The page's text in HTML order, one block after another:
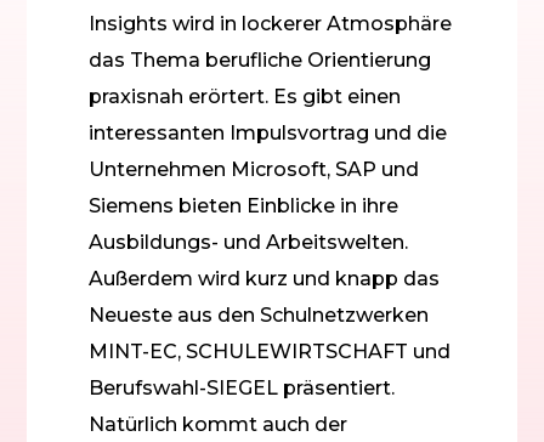
Insights wird in lockerer Atmosphäre
das Thema berufliche Orientierung
praxisnah erörtert. Es gibt einen
interessanten Impulsvortrag und die
Unternehmen Microsoft, SAP und
Siemens bieten Einblicke in ihre
Ausbildungs- und Arbeitswelten.
Außerdem wird kurz und knapp das
Neueste aus den Schulnetzwerken
MINT-EC, SCHULEWIRTSCHAFT und
Berufswahl-SIEGEL präsentiert.
Natürlich kommt auch der